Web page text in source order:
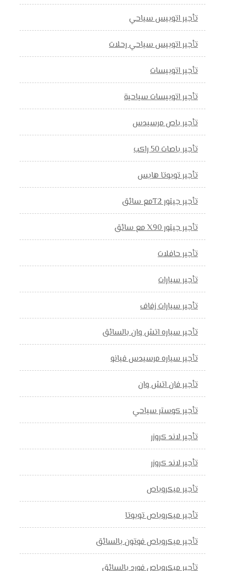
تأجير اتوبيس سياحي
تأجير اتوبيس سياحي رحلات
تأجير اتوبيسات
تأجير اتوبيسات سياحية
تأجير باص مرسيدس
تأجير باصات 50 راكب
تأجير تويوتا هايس
تأجير جيتور T2مع سائق
تأجير جيتور X90 مع سائق
تأجير حافلات
تأجير سيارات
تأجير سيارات زفاف
تأجير سياره اتش وان بالسائق
تأجير سياره مرسيدس فيانو
تأجير فان اتش وان
تأجير كوستر سياحي
تأجير لاند كروزر
تأجير لاند كروزر
تأجير ميكروباص
تأجير ميكروباص تويوتا
تأجير ميكروباص فوتون بالسائق
تأجير ميكروباص فورد بالسائق